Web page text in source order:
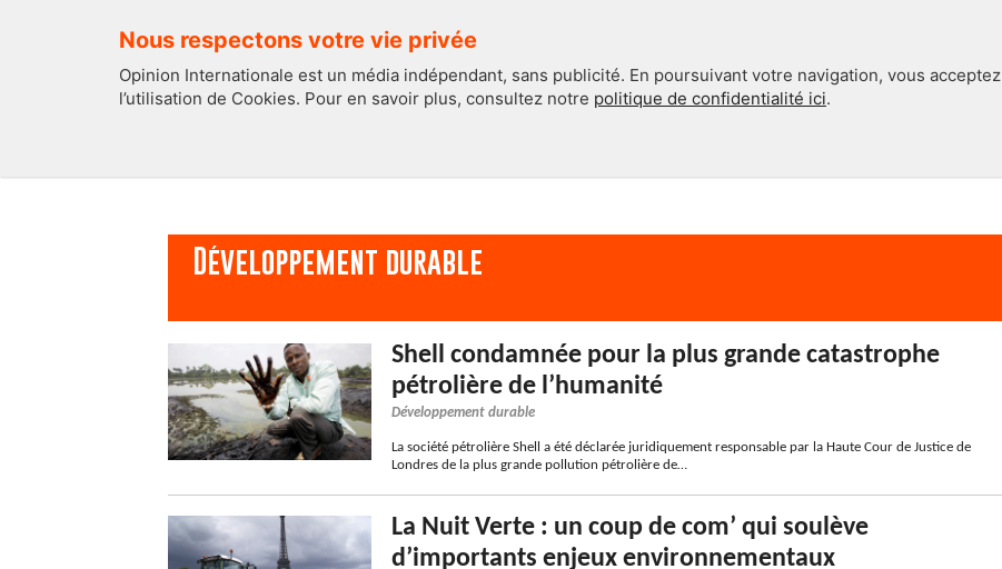
Nous respectons votre vie privée
Opinion Internationale est un média indépendant, sans publicité. En poursuivant votre navigation, vous acceptez
l’utilisation de Cookies. Pour en savoir plus, consultez notre politique de confidentialité ici.
Développement durable
Shell condamnée pour la plus grande catastrophe
pétrolière de l’humanité
Développement durable
La société pétrolière Shell a été déclarée juridiquement responsable par la Haute Cour de Justice de
Londres de la plus grande pollution pétrolière de…
La Nuit Verte : un coup de com’ qui soulève
d’importants enjeux environnementaux